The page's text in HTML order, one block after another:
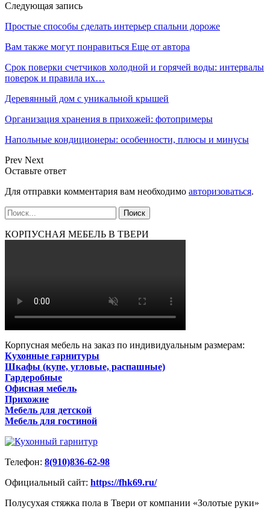
Следующая запись
Простые способы сделать интерьер спальни дороже
Вам также могут понравиться Еще от автора
Срок поверки счетчиков холодной и горячей воды: интервалы
поверок и правила их…
Деревянный дом с уникальной крышей
Организация хранения в прихожей: фотопримеры
Напольные кондиционеры: особенности, плюсы и минусы
Prev Next
Оставьте ответ
Для отправки комментария вам необходимо авторизоваться.
КОРПУСНАЯ МЕБЕЛЬ В ТВЕРИ
Корпусная мебель на заказ по индивидуальным размерам:
Кухонные гарнитуры
Шкафы (купе, угловые, распашные)
Гардеробные
Офисная мебель
Прихожие
Мебель для детской
Мебель для гостиной
Телефон: 8(910)836-62-98
Официальный сайт: https://fhk69.ru/
Полусухая стяжка пола в Твери от компании «Золотые руки»